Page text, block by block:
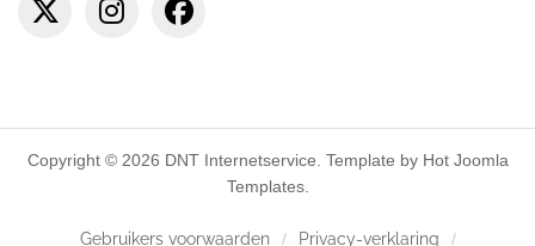
Copyright © 2026 DNT Internetservice. Template by Hot Joomla
Templates.
Gebruikers voorwaarden Privacy-verklaring